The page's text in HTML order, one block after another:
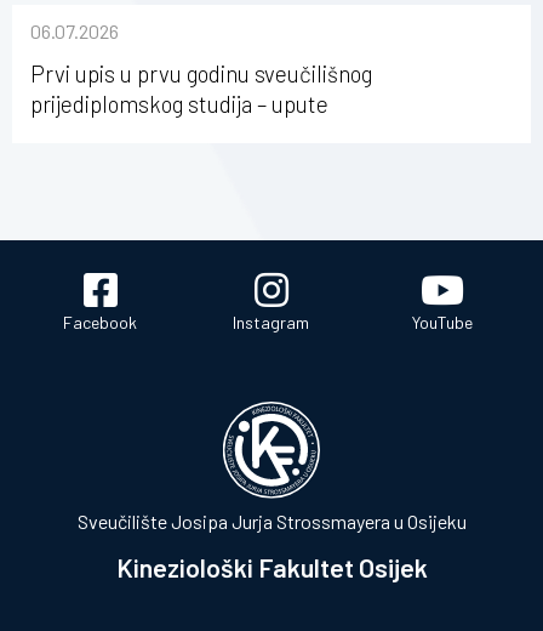
Osijeku
06.07.2026
Prvi upis u prvu godinu sveučilišnog
prijediplomskog studija – upute
Facebook Instagram YouTube
Sveučilište Josipa Jurja Strossmayera u Osijeku
Kineziološki Fakultet Osijek